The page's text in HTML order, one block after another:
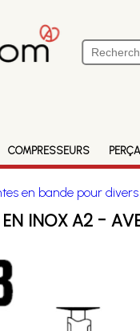
COMPRESSEURS
en bande pour
EN INOX A2 -